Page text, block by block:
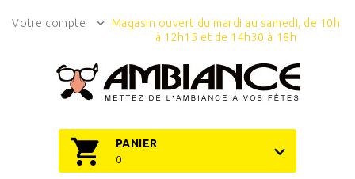
Votre compte
Magasin ouvert du mardi au samedi, de 10h
à 12h15 et de 14h30 à 18h
PANIER
0